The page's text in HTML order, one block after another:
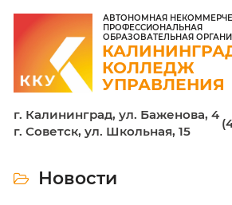
АВТОНОМНАЯ
ОБРАЗОВАТЕЛЬНАЯ
КОЛЛЕДЖ
г. Калининград, ул.